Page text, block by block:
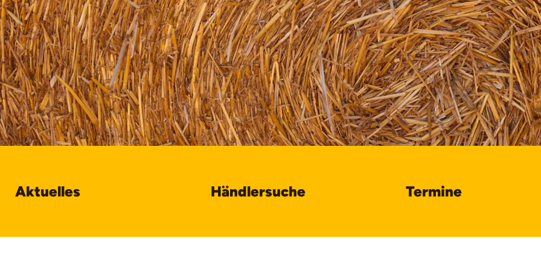
Aktuelles Händlersuche Termine